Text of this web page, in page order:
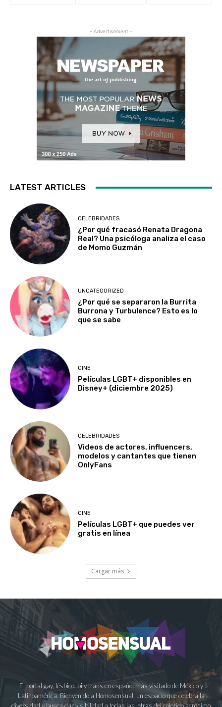
- Advertisement -
LATEST ARTICLES
CELEBRIDADES
¿Por qué fracasó Renata Dragona
Real? Una psicóloga analiza el caso
de Momo Guzmán
UNCATEGORIZED
¿Por qué se separaron la Burrita
Burrona y Turbulence? Esto es lo
que se sabe
CINE
Películas LGBT+ disponibles en
Disney+ (diciembre 2025)
CELEBRIDADES
Videos de actores, influencers,
modelos y cantantes que tienen
OnlyFans
CINE
Películas LGBT+ que puedes ver
gratis en línea
Cargar más
El portal gay, lésbico, bi y trans en español más visitado de México y
Latinoamérica. Bienvenido a Homosensual, un espacio que celebra la